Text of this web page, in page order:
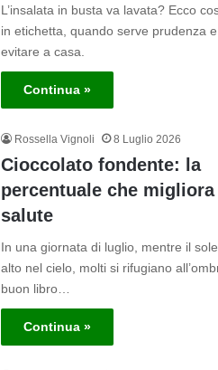
L’insalata in busta va lavata? Ecco
in etichetta, quando serve prudenza
evitare a casa.
Continua »
Rossella Vignoli 8 Luglio 2026
Cioccolato fondente: la
percentuale che migliora
salute
In una giornata di luglio, mentre il
alto nel cielo, molti si rifugiano
buon libro…
Continua »